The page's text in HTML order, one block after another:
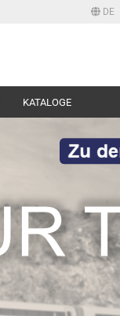
DE
KATALOGE